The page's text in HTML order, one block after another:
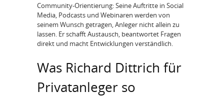
Community-Orientierung: Seine Auftritte in Social
Media, Podcasts und Webinaren werden von
seinem Wunsch getragen, Anleger nicht allein zu
lassen. Er schafft Austausch, beantwortet Fragen
direkt und macht Entwicklungen verständlich.
Was Richard Dittrich für
Privatanleger so